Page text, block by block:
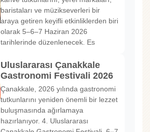
baristaları ve müzikseverleri bir
araya getiren keyifli etkinliklerden biri
olarak 5–6–7 Haziran 2026
tarihlerinde düzenlenecek. Es
Uluslararası Çanakkale
Gastronomi Festivali 2026
Çanakkale, 2026 yılında gastronomi
tutkunlarını yeniden önemli bir lezzet
buluşmasında ağırlamaya
hazırlanıyor. 4. Uluslararası